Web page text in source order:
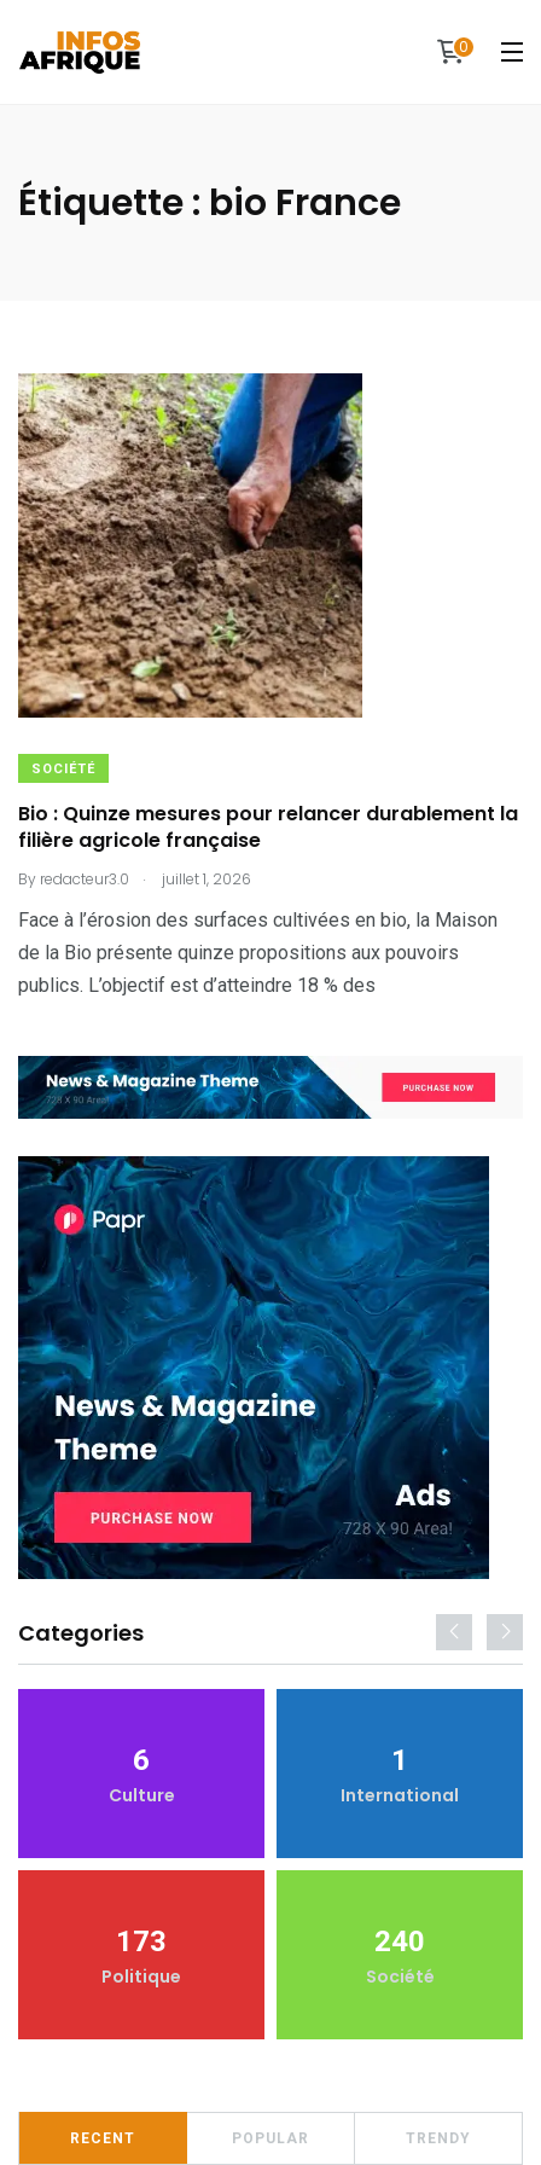
0
Étiquette : bio France
SOCIÉTÉ
Bio : Quinze mesures pour relancer durablement la
filière agricole française
By redacteur3.0 . juillet 1, 2026
Face à l’érosion des surfaces cultivées en bio, la Maison
de la Bio présente quinze propositions aux pouvoirs
publics. L’objectif est d’atteindre 18 % des
Categories
6
Culture
1
International
173
Politique
240
Société
RECENT POPULAR TRENDY